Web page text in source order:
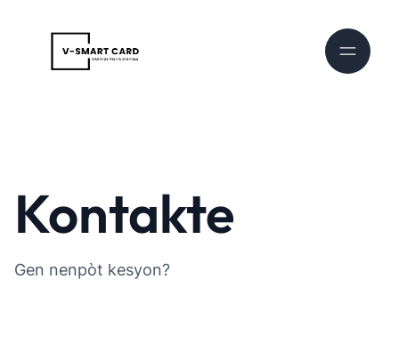
Kontakte
Gen nenpòt kesyon?